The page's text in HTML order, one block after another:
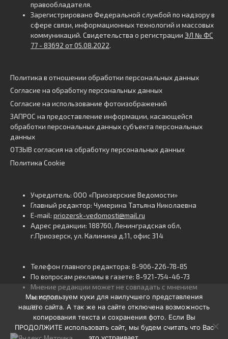
правообладателя.
Зарегистрировано Федеральной службой по надзору в
сфере связи, информационных технологий и массовых
коммуникаций. Свидетельства о регистрации ЭЛ № ФС
77 - 83692 от 05.08.2022.
Политика в отношении обработки персональных данных
Согласие на обработку персональных данных
Согласие на использование фотоизображений
ЗАПРОС на предоставление информации, касающейся
обработки персональных данных субъекта персональных
данных
ОТЗЫВ согласия на обработку персональных данных
Политика Cookie
Учредитель: ООО «Приозерские Ведомости»
Главный редактор: Чумерина Татьяна Николаевна
E-mail: priozersk-vedomosti@mail.ru
Адрес редакции: 188760, Ленинградская обл,
г.Приозерск, ул. Калинина д.11, офис 314
Телефон главного редактора: 8-906-226-78-85
По вопросам рекламы в газете: 8-921-754-46-73
Мнение редакции может не совпадать с мнением
авторов.
16+
Мы используем куки для наилучшего представления
нашего сайта. А так же на сайте отключена возможность
копирования текста и сохранения фото. Если Вы
ПРОДОЛЖИТЕ использовать сайт, мы будем считать что Вас